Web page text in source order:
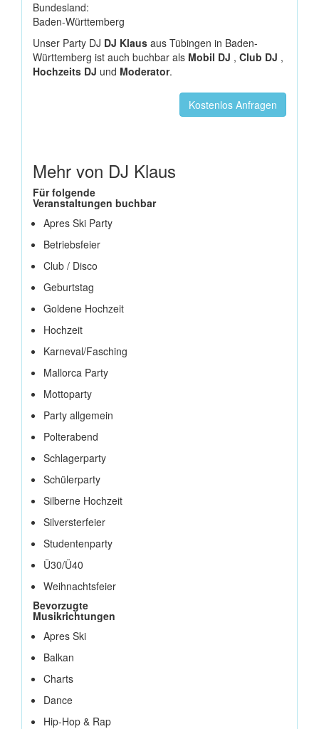
Bundesland:
Baden-Württemberg
Unser Party DJ DJ Klaus aus Tübingen in Baden-
Württemberg ist auch buchbar als Mobil DJ , Club DJ ,
Hochzeits DJ und Moderator.
Kostenlos Anfragen
Mehr von DJ Klaus
Für folgende
Veranstaltungen buchbar
Apres Ski Party
Betriebsfeier
Club / Disco
Geburtstag
Goldene Hochzeit
Hochzeit
Karneval/Fasching
Mallorca Party
Mottoparty
Party allgemein
Polterabend
Schlagerparty
Schülerparty
Silberne Hochzeit
Silversterfeier
Studentenparty
Ü30/Ü40
Weihnachtsfeier
Bevorzugte
Musikrichtungen
Apres Ski
Balkan
Charts
Dance
Hip-Hop & Rap